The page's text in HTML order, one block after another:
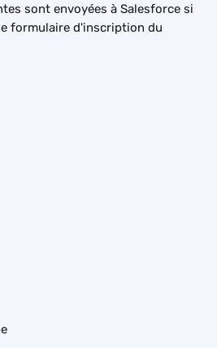
sont envoyées à Salesforce si
formulaire d'inscription du